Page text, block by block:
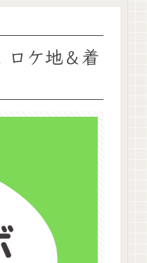
ロケ地＆着